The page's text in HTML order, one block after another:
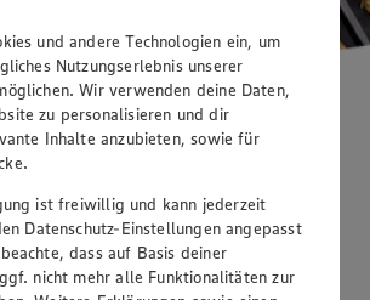
und andere Technologien ein, um
Nutzungserlebnis unserer
Wir verwenden deine Daten,
zu personalisieren und dir
Inhalte anzubieten, sowie für
ist freiwillig und kann jederzeit
Datenschutz-Einstellungen angepasst
dass auf Basis deiner
nicht mehr alle Funktionalitäten zur